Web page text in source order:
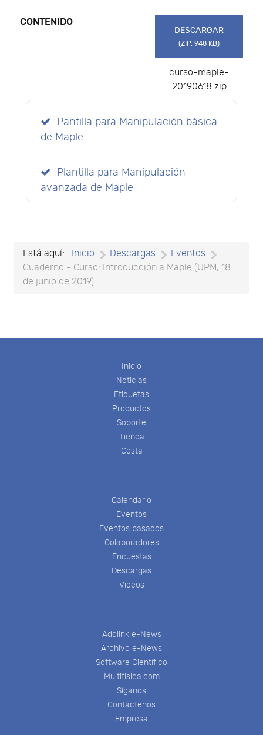
v
DESCARGAR
(ZIP, 948 KB)
curso-maple-
20190618.zip
CONTENIDO
Pantilla para Manipulación básica
de Maple
Plantilla para Manipulación
avanzada de Maple
Está aquí: Inicio Descargas
Eventos
Cuaderno - Curso: Introducción a Maple (UPM, 18
de junio de 2019)
Inicio
Noticias
Etiquetas
Productos
Soporte
Tienda
Cesta
Calendario
Eventos
Eventos pasados
Colaboradores
Encuestas
Descargas
Videos
Addlink e-News
Archivo e-News
Software Científico
Multifisica.com
Síganos
Contáctenos
Empresa